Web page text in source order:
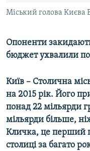
КТАТ
Усі сайти RFE/RL
Міський голова Києва
Опоненти
бюджет ухвалили
Київ – Столична
на 2015 рік. Його
понад 22 мільярди
мільярди більше,
Кличка, це перший
столиці за багато